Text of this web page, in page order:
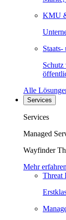
KMU
Alle
Services
Services
Managed
Wayfinder
Mehr erfahren
Threat